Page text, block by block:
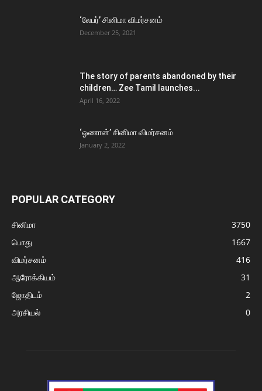
‘லேபர்’ சினிமா விமர்சனம்
December 25, 2021
The story of parents abandoned by their
children… Zee Tamil launches...
April 16, 2022
‘ஓணான்’ சினிமா விமர்சனம்
January 2, 2022
POPULAR CATEGORY
சினிமா
3750
பொது
1667
விமர்சனம்
416
ஆரோக்கியம்
31
ஜோதிடம்
2
அரசியல்
0